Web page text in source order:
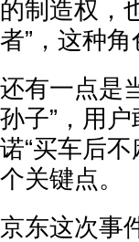
的制造权，
者”，这种角
还有一点是
孙子”，用
诺“买车后
个关键点。
京东这次事